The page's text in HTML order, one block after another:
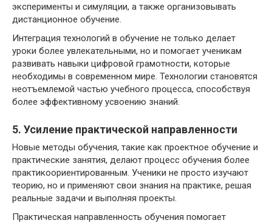
эксперименты и симуляции, а также организовывать
дистанционное обучение.
Интеграция технологий в обучение не только делает
уроки более увлекательными, но и помогает ученикам
развивать навыки цифровой грамотности, которые
необходимы в современном мире. Технологии становятся
неотъемлемой частью учебного процесса, способствуя
более эффективному усвоению знаний.
5. Усиление практической направленности
Новые методы обучения, такие как проектное обучение и
практические занятия, делают процесс обучения более
практикоориентированным. Ученики не просто изучают
теорию, но и применяют свои знания на практике, решая
реальные задачи и выполняя проекты.
Практическая направленность обучения помогает